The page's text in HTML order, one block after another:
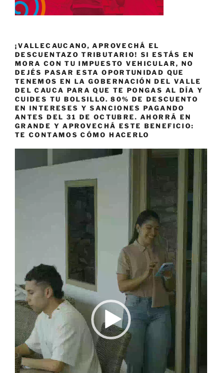
¡VALLECAUCANO, APROVECHÁ EL
DESCUENTAZO TRIBUTARIO! SI ESTÁS EN
MORA CON TU IMPUESTO VEHICULAR, NO
DEJÉS PASAR ESTA OPORTUNIDAD QUE
TENEMOS EN LA GOBERNACIÓN DEL VALLE
DEL CAUCA PARA QUE TE PONGAS AL DÍA Y
CUIDES TU BOLSILLO. 80% DE DESCUENTO
EN INTERESES Y SANCIONES PAGANDO
ANTES DEL 31 DE OCTUBRE. AHORRÁ EN
GRANDE Y APROVECHÁ ESTE BENEFICIO:
TE CONTAMOS CÓMO HACERLO